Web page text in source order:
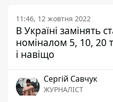
11:46, 12 жовтня 2022
В Україні замінять
номіналом 5, 10, 20
і навіщо
Сергій Савчук
ЖУРНАЛІСТ